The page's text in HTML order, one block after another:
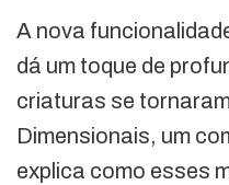
A nova
dá um toque de
criaturas se
Dimensionais, um
explica como esses